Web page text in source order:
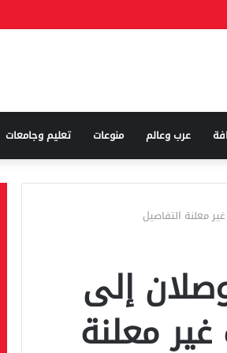
عرب وعالم منوعات تعليم وجامعات
معلنة التفاصيل
إلى
معلنة